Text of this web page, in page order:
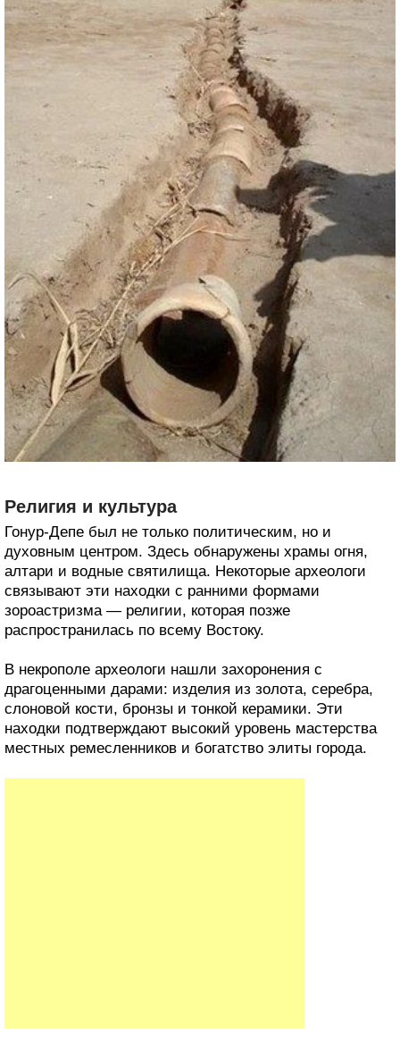
Религия и культура
Гонур-Депе был не только политическим, но и
духовным центром. Здесь обнаружены храмы огня,
алтари и водные святилища. Некоторые археологи
связывают эти находки с ранними формами
зороастризма — религии, которая позже
распространилась по всему Востоку.
В некрополе археологи нашли захоронения с
драгоценными дарами: изделия из золота, серебра,
слоновой кости, бронзы и тонкой керамики. Эти
находки подтверждают высокий уровень мастерства
местных ремесленников и богатство элиты города.